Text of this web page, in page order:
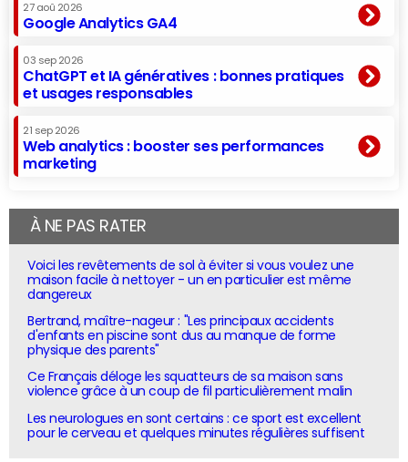
27 aoû 2026
Google Analytics GA4
03 sep 2026
ChatGPT et IA génératives : bonnes pratiques
et usages responsables
21 sep 2026
Web analytics : booster ses performances
marketing
À NE PAS RATER
Voici les revêtements de sol à éviter si vous voulez une
maison facile à nettoyer - un en particulier est même
dangereux
Bertrand, maître-nageur : "Les principaux accidents
d'enfants en piscine sont dus au manque de forme
physique des parents"
Ce Français déloge les squatteurs de sa maison sans
violence grâce à un coup de fil particulièrement malin
Les neurologues en sont certains : ce sport est excellent
pour le cerveau et quelques minutes régulières suffisent